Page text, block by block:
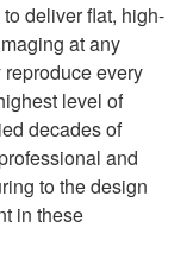
deliver flat, high-
at any
every
level of
decades of
and
to the design
in these